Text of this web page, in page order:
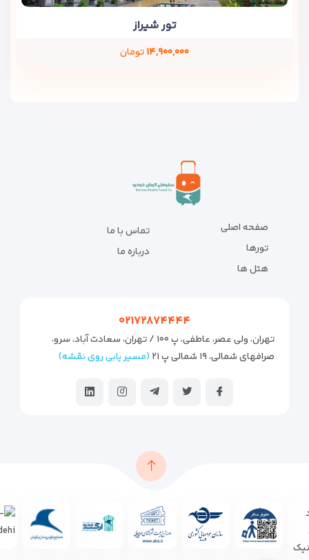
تور شیراز
۱۴,۹۰۰,۰۰۰تومان
صفحه اصلی
تورها
هتل ها
تماس با ما
درباره ما
۰۲۱۷۲۸۷۴۴۴۴
تهران، ولی عصر، عاطفی، پ ۱۰۰ / تهران، سعادت آباد، سرو،
صرافهای شمالی، ۱۹ شمالی پ ۲۱
(مسیر یابی روی نقشه)